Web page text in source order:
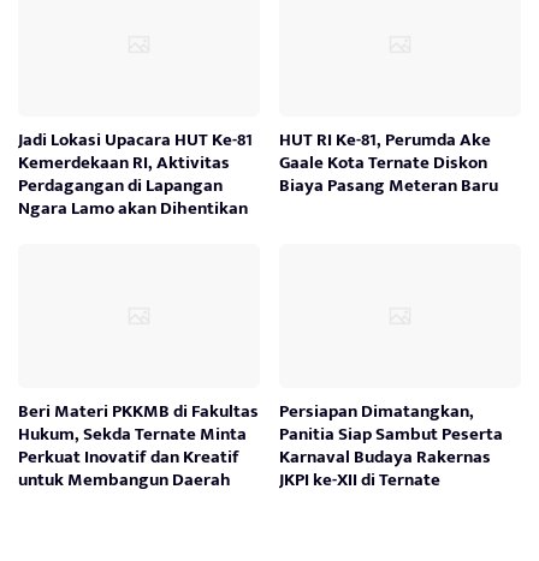
Jadi Lokasi Upacara HUT Ke-81
Kemerdekaan RI, Aktivitas
Perdagangan di Lapangan
Ngara Lamo akan Dihentikan
HUT RI Ke-81, Perumda Ake
Gaale Kota Ternate Diskon
Biaya Pasang Meteran Baru
Beri Materi PKKMB di Fakultas
Hukum, Sekda Ternate Minta
Perkuat Inovatif dan Kreatif
untuk Membangun Daerah
Persiapan Dimatangkan,
Panitia Siap Sambut Peserta
Karnaval Budaya Rakernas
JKPI ke-XII di Ternate